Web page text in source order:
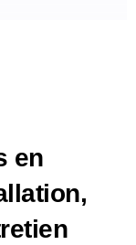
en